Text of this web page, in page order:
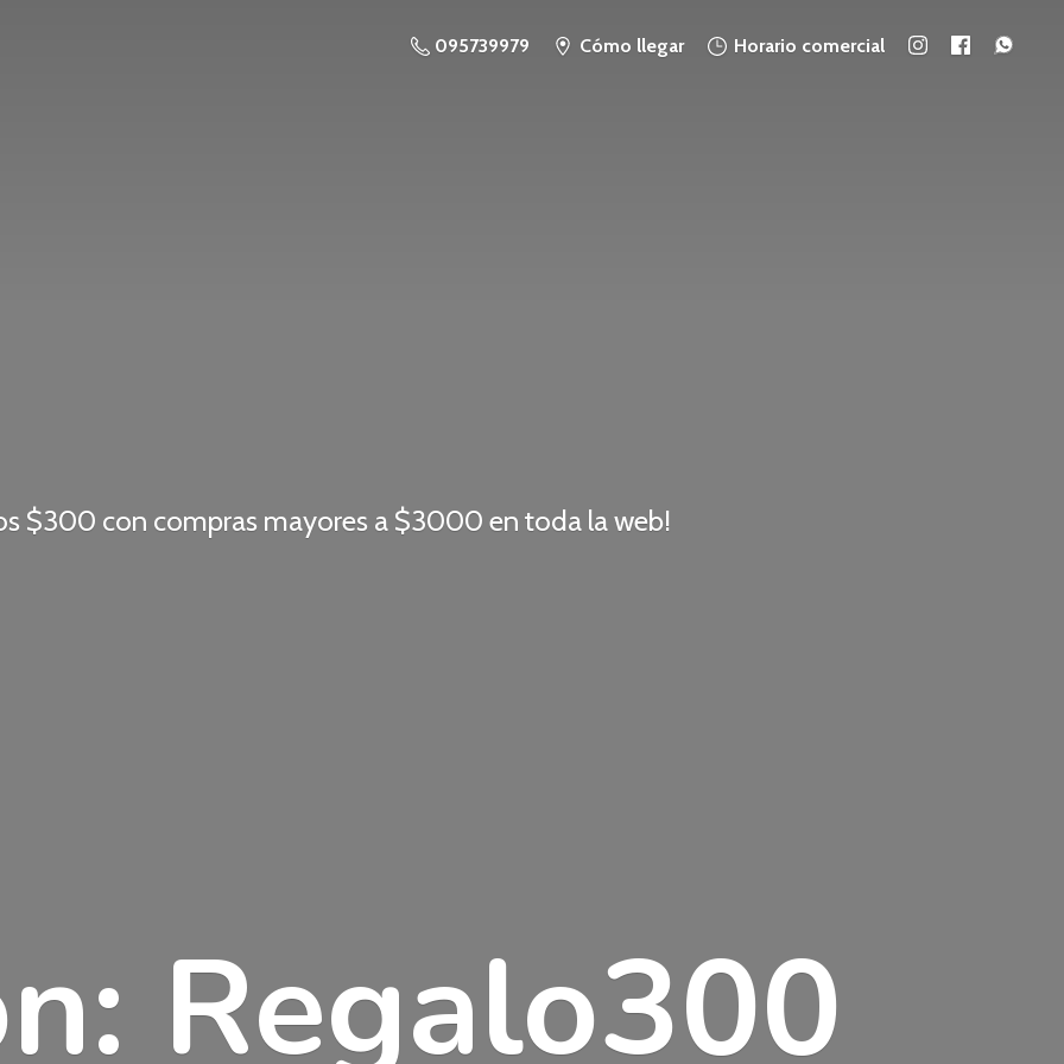
095739979 Cómo llegar Horario comercial
Regalo300
$300 con compras mayores a $3000 en toda la web!